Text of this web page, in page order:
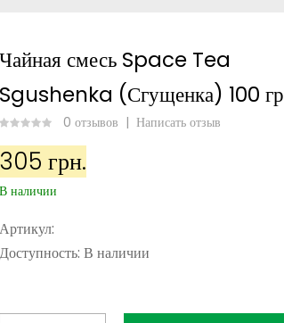
Чайная смесь Space Tea
Sgushenka (Сгущенка) 100 гр
0 отзывов | Написать отзыв
305 грн.
В наличии
Артикул:
Доступность: В наличии